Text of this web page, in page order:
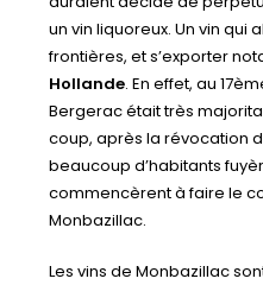
un vin liquoreux. Un vin qui
frontières, et s’exporter
Hollande. En effet, au
Bergerac était très
coup, après la révocation
beaucoup d’habitants
commencèrent à faire le
Monbazillac.
Les vins de Monbazillac